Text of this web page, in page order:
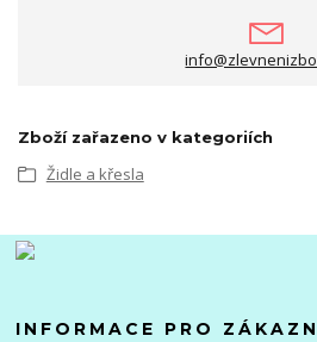
Zboží zařazeno v kategoriích
Židle a křesla
INFORMACE PRO